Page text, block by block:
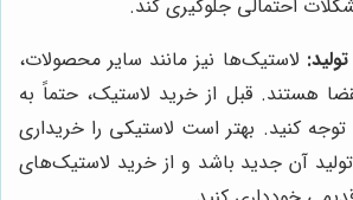
احتمالی جلوگیری کند.
لاستیک‌ها نیز مانند سایر محصولات،
هستند. قبل از خرید لاستیک، حتماً به
توجه کنید. بهتر است لاستیکی را خریداری
آن جدید باشد و از خرید لاستیک‌های